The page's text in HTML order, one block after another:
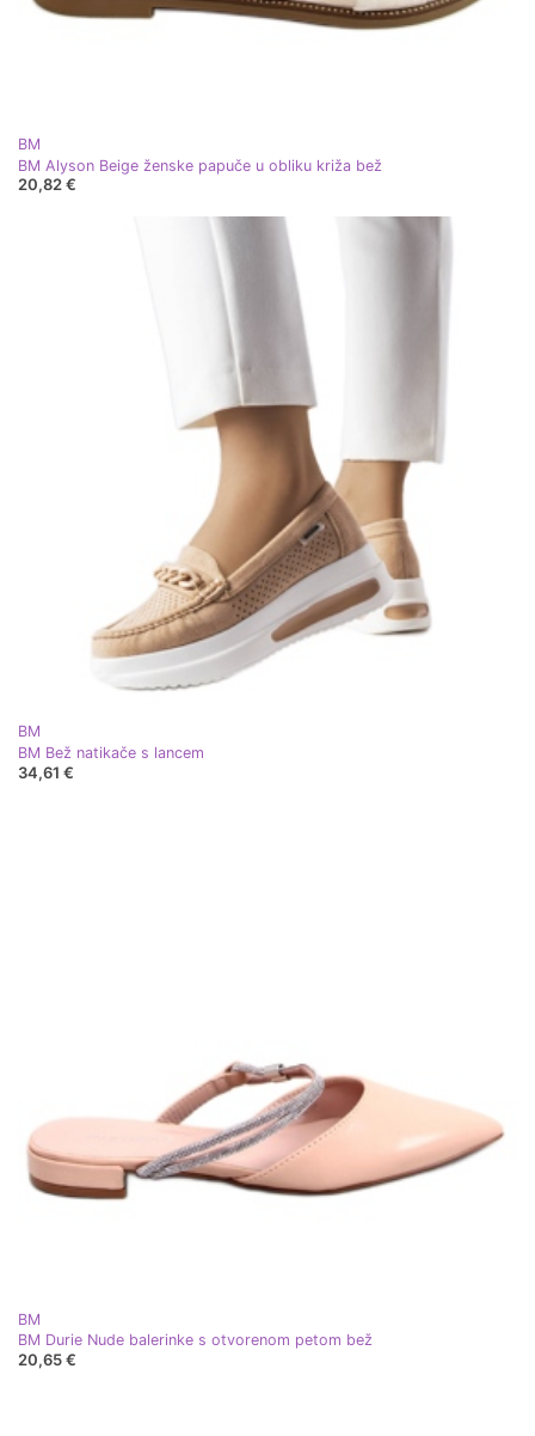
BM
BM Alyson Beige ženske papuče u obliku križa bež
20,82 €
BM
BM Bež natikače s lancem
34,61 €
BM
BM Durie Nude balerinke s otvorenom petom bež
20,65 €